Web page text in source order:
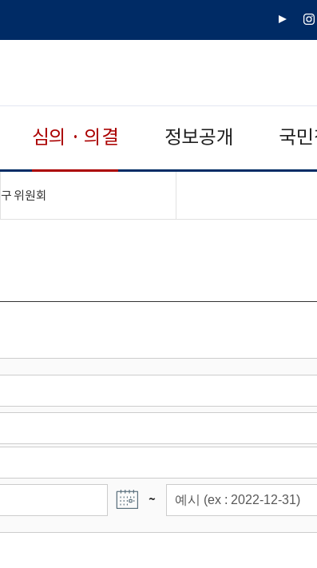
유
인
심의 · 의결 정보공개 국
구 위원회
~